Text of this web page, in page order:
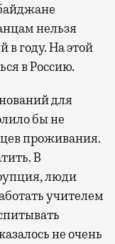
нельзя
в году. На этой
в Россию.
для
бы не
проживания.
В
люди
учителем
не очень